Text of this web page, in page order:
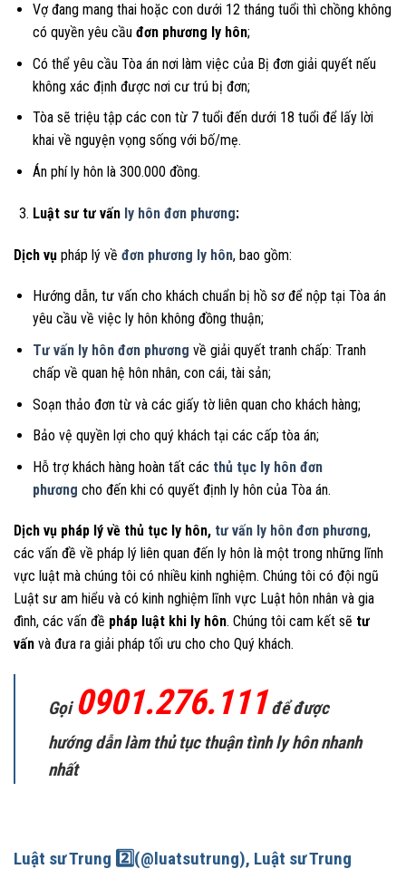
Vợ đang mang thai hoặc con dưới 12 tháng tuổi thì chồng không
có quyền yêu cầu đơn phương ly hôn;
Có thể yêu cầu Tòa án nơi làm việc của Bị đơn giải quyết nếu
không xác định được nơi cư trú bị đơn;
Tòa sẽ triệu tập các con từ 7 tuổi đến dưới 18 tuổi để lấy lời
khai về nguyện vọng sống với bố/mẹ.
Án phí ly hôn là 300.000 đồng.
Luật sư tư vấn ly hôn đơn phương:
Dịch vụ pháp lý về đơn phương ly hôn, bao gồm:
Hướng dẫn, tư vấn cho khách chuẩn bị hồ sơ để nộp tại Tòa án
yêu cầu về việc ly hôn không đồng thuận;
Tư vấn ly hôn đơn phương về giải quyết tranh chấp: Tranh
chấp về quan hệ hôn nhân, con cái, tài sản;
Soạn thảo đơn từ và các giấy tờ liên quan cho khách hàng;
Bảo vệ quyền lợi cho quý khách tại các cấp tòa án;
Hỗ trợ khách hàng hoàn tất các thủ tục ly hôn đơn
phương cho đến khi có quyết định ly hôn của Tòa án.
Dịch vụ pháp lý về thủ tục ly hôn, tư vấn ly hôn đơn phương,
các vấn đề về pháp lý liên quan đến ly hôn là một trong những lĩnh
vực luật mà chúng tôi có nhiều kinh nghiệm. Chúng tôi có đội ngũ
Luật sư am hiểu và có kinh nghiệm lĩnh vực Luật hôn nhân và gia
đình, các vấn đề pháp luật khi ly hôn. Chúng tôi cam kết sẽ tư
vấn và đưa ra giải pháp tối ưu cho cho Quý khách.
Gọi 0901.276.111 để được
hướng dẫn làm thủ tục thuận tình ly hôn nhanh
nhất
Luật sư Trung 2️⃣(@luatsutrung), Luật sư Trung